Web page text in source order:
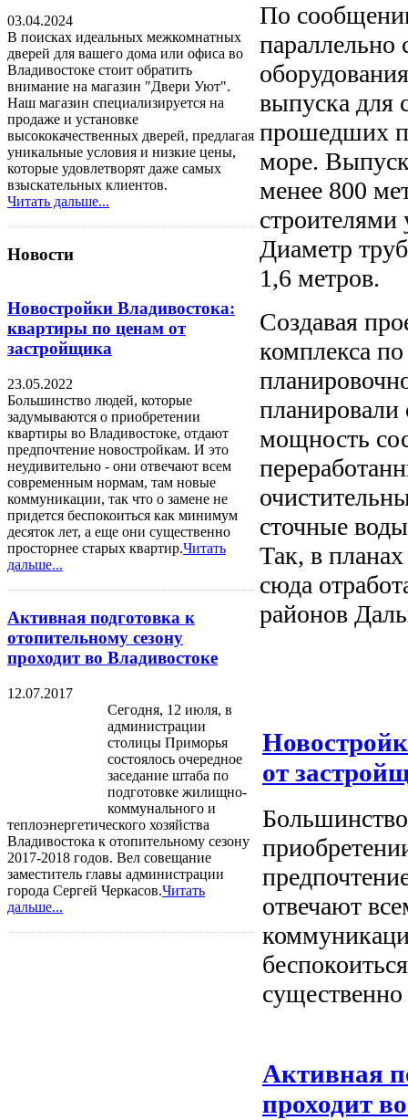
03.04.2024
В поисках идеальных межкомнатных
дверей для вашего дома или офиса во
Владивостоке стоит обратить
внимание на магазин "Двери Уют".
Наш магазин специализируется на
продаже и установке
высококачественных дверей, предлагая
уникальные условия и низкие цены,
которые удовлетворят даже самых
взыскательных клиентов.
Читать дальше...
Новости
Новостройки Владивостока:
квартиры по ценам от
застройщика
23.05.2022
Большинство людей, которые
задумываются о приобретении
квартиры во Владивостоке, отдают
предпочтение новостройкам. И это
неудивительно - они отвечают всем
современным нормам, там новые
коммуникации, так что о замене не
придется беспокоиться как минимум
десяток лет, а еще они существенно
просторнее старых квартир.Читать
дальше...
Активная подготовка к
отопительному сезону
проходит во Владивостоке
12.07.2017
Сегодня, 12 июля, в
администрации
столицы Приморья
состоялось очередное
заседание штаба по
подготовке жилищно-
коммунального и
теплоэнергетического хозяйства
Владивостока к отопительному сезону
2017-2018 годов. Вел совещание
заместитель главы администрации
города Сергей Черкасов.Читать
дальше...
По
выпуска для
прошедших
море. Выпуск
менее 800
Диаметр
1,6 метров.
Создавая
комплекса
планировали
мощность
сточные
Так, в
сюда
районов
от
отвечают
Активная
проходит